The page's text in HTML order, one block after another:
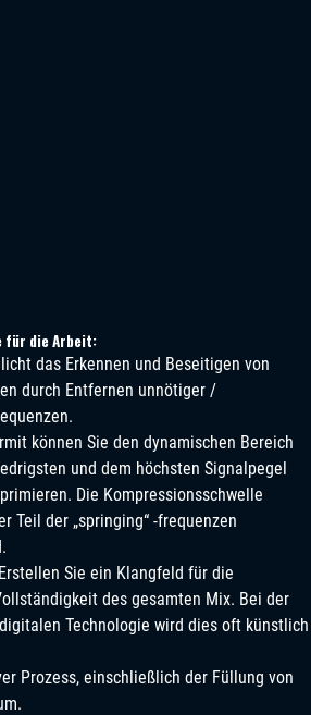
für die Arbeit:
das Erkennen und Beseitigen von
durch Entfernen unnötiger /
können Sie den dynamischen Bereich
und dem höchsten Signalpegel
Die Kompressionsschwelle
Teil der „springing“ -frequenzen
Sie ein Klangfeld für die
des gesamten Mix. Bei der
Technologie wird dies oft künstlich
Prozess, einschließlich der Füllung von